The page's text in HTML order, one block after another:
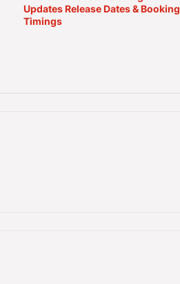
Updates Release Dates & Booking
Timings